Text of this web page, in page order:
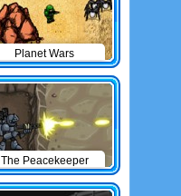
Planet Wars
The Peacekeeper